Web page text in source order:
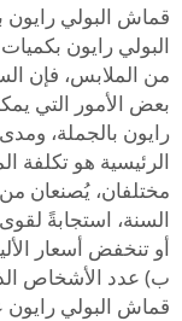
قماش البولي
البولي رايون
من الملابس، فإن
بعض الأمور التي
رايون بالجملة،
الرئيسية هو تكلفة
مختلفان، يُصنعان
السنة، استجابةً
أو تنخفض أسعار
ب) عدد الأشخاص
قماش البولي رايون